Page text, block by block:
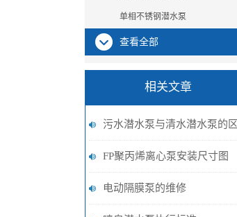
单相不锈钢潜水泵
查看全部
相关文章
污水潜水泵与清水潜水泵的区
别在哪？
FP聚丙烯离心泵安装尺寸图
电动隔膜泵的维修